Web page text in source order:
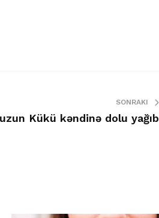
SONRAKI
Kükü kəndinə dolu yağıb